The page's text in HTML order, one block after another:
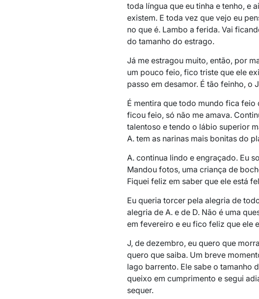
toda língua que eu tinha e tenho, e
existem. E toda vez que vejo eu
no que é. Lambo a ferida. Vai
do tamanho do estrago.
Já me estragou muito, então, por
um pouco feio, fico triste que ele
passo em desamor. É tão feinho, o
É mentira que todo mundo fica feio
ficou feio, só não me amava.
talentoso e tendo o lábio superior
A. tem as narinas mais bonitas do
A. continua lindo e engraçado. Eu
Mandou fotos, uma criança de
Fiquei feliz em saber que ele está
Eu queria torcer pela alegria de
alegria de A. e de D. Não é uma
em fevereiro e eu fico feliz que ele
J, de dezembro, eu quero que
quero que saiba. Um breve
lago barrento. Ele sabe o tamanho
queixo em cumprimento e segui
sequer.